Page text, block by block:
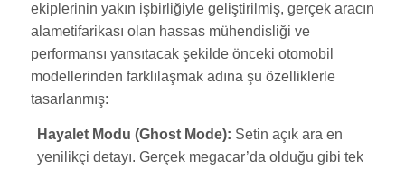
ekiplerinin yakın işbirliğiyle geliştirilmiş, gerçek aracın
alametifarikası olan hassas mühendisliği ve
performansı yansıtacak şekilde önceki otomobil
modellerinden farklılaşmak adına şu özelliklerle
tasarlanmış:
Hayalet Modu (Ghost Mode): Setin açık ara en
yenilikçi detayı. Gerçek megacar’da olduğu gibi tek